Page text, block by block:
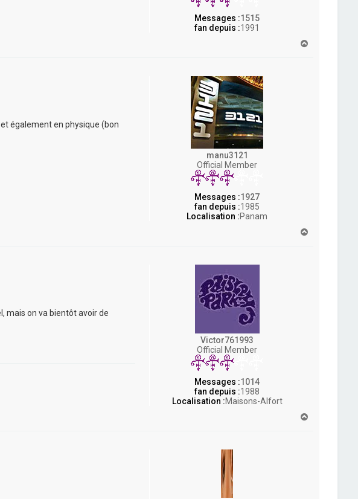
Messages :1515
fan depuis :1991
manu3121
Official Member
Messages :1927
fan depuis :1985
Localisation :Panam
également en physique (bon
Victor761993
Official Member
Messages :1014
fan depuis :1988
Localisation :Maisons-Alfort
mais on va bientôt avoir de